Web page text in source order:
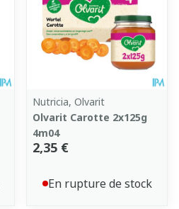
Nutricia, Olvarit
Olvarit Carotte 2x125g
4m04
2,35 €
En rupture de stock